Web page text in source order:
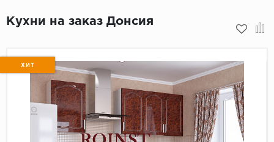
Кухонный фартук
Декоры кухонных фартуков
Декоры ЛДСП для мебели
Декоры обоев под мебель
Кухни на заказ Донсия
ХИТ